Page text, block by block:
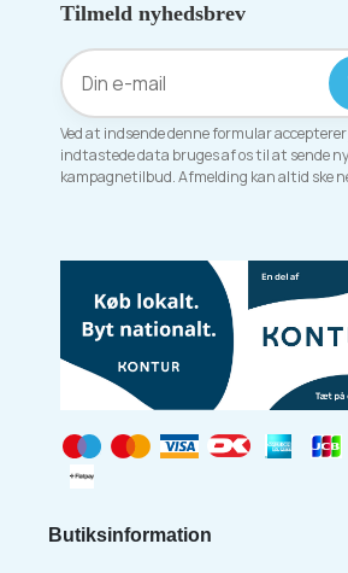
Tilmeld nyhedsbrev
Ved at indsende denne formular
indtastede data bruges af os til at sende
kampagnetilbud. Afmelding kan altid ske
Butiksinformation